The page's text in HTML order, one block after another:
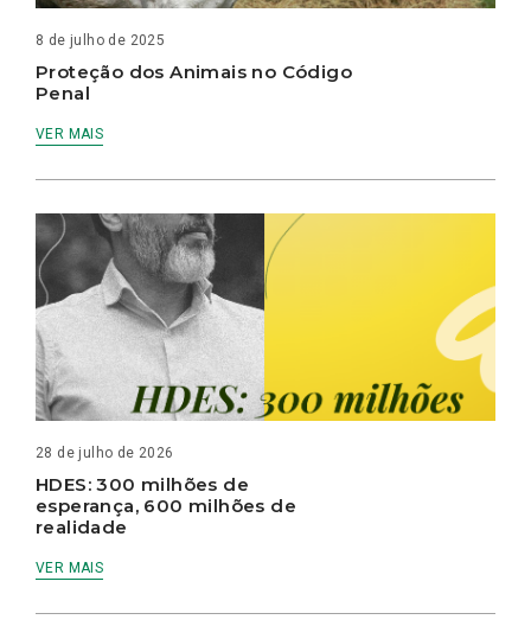
8 de julho de 2025
Proteção dos Animais no Código
Penal
VER MAIS
28 de julho de 2026
HDES: 300 milhões de
esperança, 600 milhões de
realidade
VER MAIS